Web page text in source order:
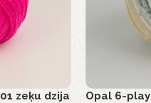
zeķu dzija
Opal 6-